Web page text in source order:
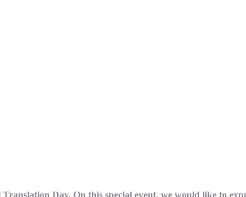
Day. On this special event, we would like to